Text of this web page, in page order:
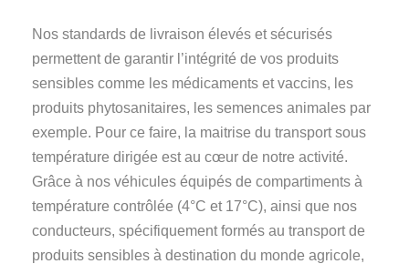
Nos standards de livraison élevés et sécurisés
permettent de garantir l’intégrité de vos produits
sensibles comme les médicaments et vaccins, les
produits phytosanitaires, les semences animales par
exemple. Pour ce faire, la maitrise du transport sous
température dirigée est au cœur de notre activité.
Grâce à nos véhicules équipés de compartiments à
température contrôlée (4°C et 17°C), ainsi que nos
conducteurs, spécifiquement formés au transport de
produits sensibles à destination du monde agricole,